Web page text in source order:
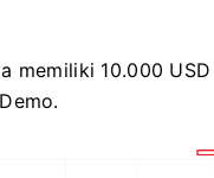
memiliki 10.000